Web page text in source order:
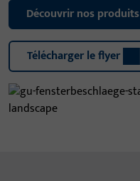
Découvrir nos produits
Télécharger le flyer